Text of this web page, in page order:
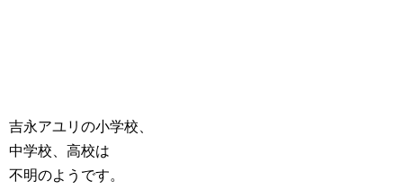
吉永アユリの小学校、
中学校、高校は
不明のようです。